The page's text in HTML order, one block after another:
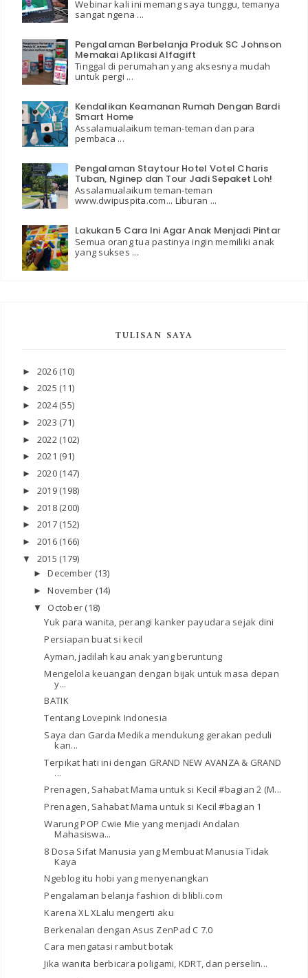
Webinar kali ini memang saya tunggu, temanya
sangat ngena ...
Pengalaman Berbelanja Produk SC Johnson
Memakai Aplikasi Alfagift
Tinggal di perumahan yang aksesnya mudah
untuk pergi ...
Kendalikan Keamanan Rumah Dengan Bardi
Smart Home
Assalamualaikum teman-teman dan para
pembaca ...
Pengalaman Staytour Hotel Votel Charis
Tuban, Nginep dan Tour Jadi Sepaket Loh!
Assalamualaikum teman-teman
www.dwipuspita.com... Liburan ...
Lakukan 5 Cara Ini Agar Anak Menjadi Pintar
Semua orang tua pastinya ingin memiliki anak
yang sukses ...
TULISAN SAYA
► 2026 (10)
► 2025 (11)
► 2024(55)
► 2023 (71)
► 2022 (102)
► 2021 (91)
► 2020 (147)
► 2019 (198)
► 2018 (200)
► 2017 (152)
► 2016 (166)
▼ 2015 (179)
►December (13)
►November (14)
▼ October (18)
Yuk para wanita, perangi kanker payudara sejak dini
Persiapan buat si kecil
Ayman, jadilah kau anak yang beruntung
Mengelola keuangan dengan bijak untuk masa depan
y...
BATIK
Tentang Lovepink Indonesia
Saya dan Garda Medika mendukung gerakan peduli
kan...
Terpikat hati ini dengan GRAND NEW AVANZA & GRAND
...
Prenagen, Sahabat Mama untuk si Kecil #bagian 2 (M...
Prenagen, Sahabat Mama untuk si Kecil #bagian 1
Warung POP Cwie Mie yang menjadi Andalan
Mahasiswa...
8 Dosa Sifat Manusia yang Membuat Manusia Tidak
Kaya
Ngeblog itu hobi yang menyenangkan
Pengalaman belanja fashion di blibli.com
Karena XL XLalu mengerti aku
Berkenalan dengan Asus ZenPad C 7.0
Cara mengatasi rambut botak
Jika wanita berbicara poligami, KDRT, dan perselin...